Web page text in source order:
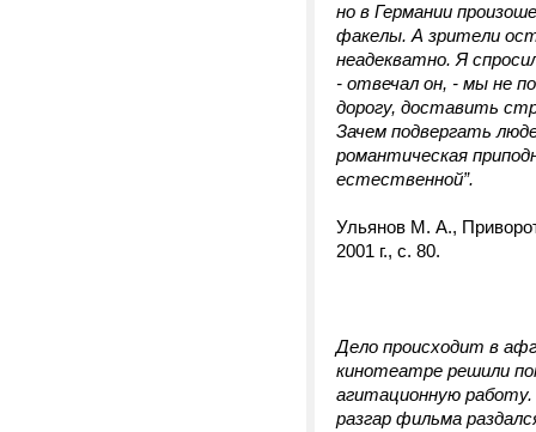
но в Германии
факелы. А зрители
неадекватно. Я
- отвечал он, - мы не
дорогу, доставить
Зачем подвергать
романтическая
естественной”.
Ульянов М. А.,
2001 г., с. 80.
Дело происходит в
кинотеатре решили
агитационную
разгар фильма